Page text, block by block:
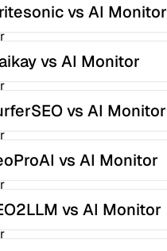
vs AI Monitor
vs AI Monitor
vs AI Monitor
vs AI Monitor
vs AI Monitor